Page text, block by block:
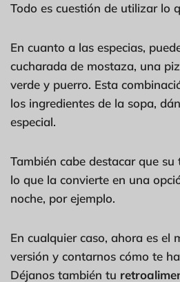
Todo es cuestión de utilizar lo
En cuanto a las especias,
cucharada de mostaza, una
verde y puerro. Esta
los ingredientes de la sopa,
especial.
También cabe destacar que
lo que la convierte en una
noche, por ejemplo.
En cualquier caso, ahora es el
versión y contarnos cómo te
Déjanos también tu